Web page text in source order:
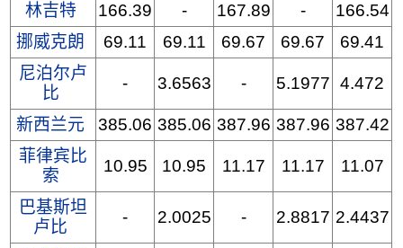
林吉特 166.39 - 167.89 -
166.54
挪威克朗
69.11 69.11 69.67 69.67
69.41
尼泊尔卢
比
- 3.6563 - 5.1977 4.472
新西兰元 385.06 385.06 387.96 387.96 387.42
菲律宾比
索
10.95 10.95 11.17 11.17 11.07
巴基斯坦
卢比
- 2.0025 - 2.8817 2.4437